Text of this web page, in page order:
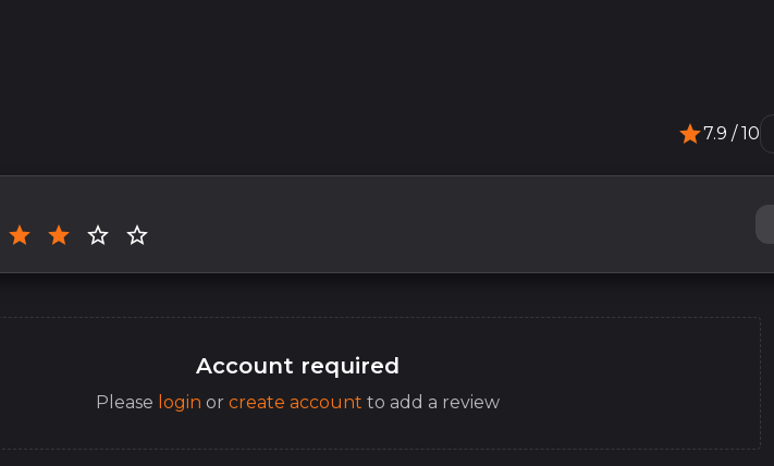
7.9 / 10
Account required
Please login or create account to add a review